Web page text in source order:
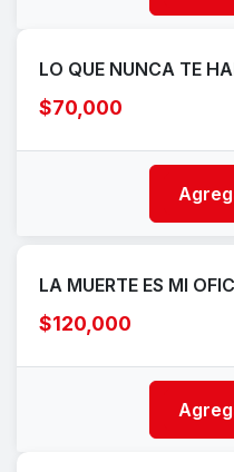
LO QUE NUNCA TE
$70,000
LA MUERTE ES MI
$120,000